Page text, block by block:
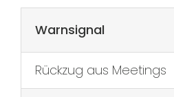
Warnsignal
Rückzug aus Meetings